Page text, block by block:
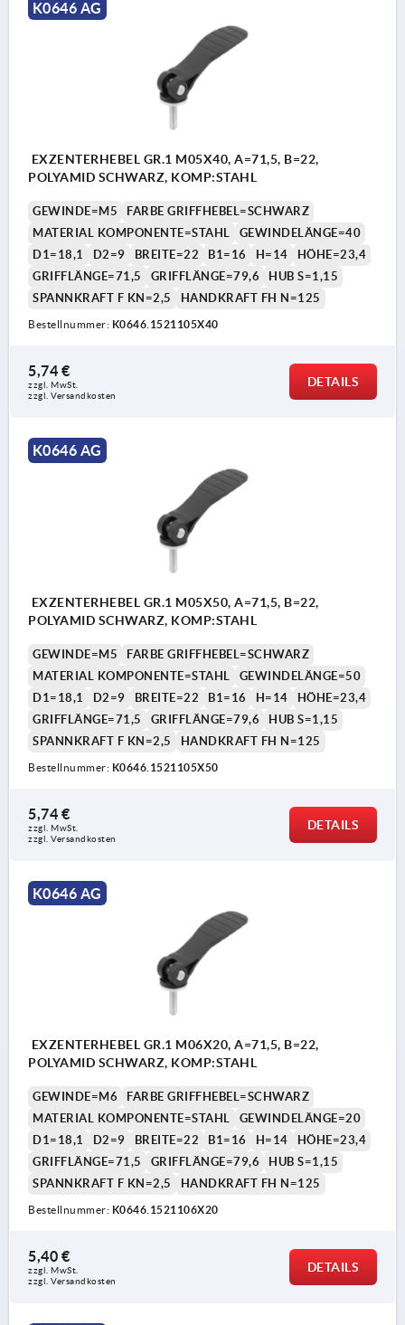
K0646 AG
EXZENTERHEBEL GR.1 M05X40, A=71,5, B=22,
POLYAMID SCHWARZ, KOMP:STAHL
GEWINDE=M5
FARBE GRIFFHEBEL=SCHWARZ
MATERIAL KOMPONENTE=STAHL
GEWINDELÄNGE=40
D1=18,1
D2=9 BREITE=22 B1=16 H=14
HÖHE=23,4
GRIFFLÄNGE=71,5
GRIFFLÄNGE=79,6
HUB S=1,15
SPANNKRAFT F KN=2,5
HANDKRAFT FH N=125
Bestellnummer: K0646.1521105X40
5,74 €
zzgl. MwSt.
zzgl. Versandkosten
DETAILS
K0646 AG
EXZENTERHEBEL GR.1 M05X50, A=71,5, B=22,
POLYAMID SCHWARZ, KOMP:STAHL
GEWINDE=M5
FARBE GRIFFHEBEL=SCHWARZ
MATERIAL KOMPONENTE=STAHL
GEWINDELÄNGE=50
D1=18,1
D2=9 BREITE=22 B1=16 H=14
HÖHE=23,4
GRIFFLÄNGE=71,5
GRIFFLÄNGE=79,6
HUB S=1,15
SPANNKRAFT F KN=2,5
HANDKRAFT FH N=125
Bestellnummer: K0646.1521105X50
5,74 €
zzgl. MwSt.
zzgl. Versandkosten
DETAILS
K0646 AG
EXZENTERHEBEL GR.1 M06X20, A=71,5, B=22,
POLYAMID SCHWARZ, KOMP:STAHL
GEWINDE=M6
FARBE GRIFFHEBEL=SCHWARZ
MATERIAL KOMPONENTE=STAHL
GEWINDELÄNGE=20
D1=18,1
D2=9 BREITE=22 B1=16 H=14
HÖHE=23,4
GRIFFLÄNGE=71,5
GRIFFLÄNGE=79,6
HUB S=1,15
SPANNKRAFT F KN=2,5
HANDKRAFT FH N=125
Bestellnummer: K0646.1521106X20
5,40 €
zzgl. MwSt.
zzgl. Versandkosten
DETAILS